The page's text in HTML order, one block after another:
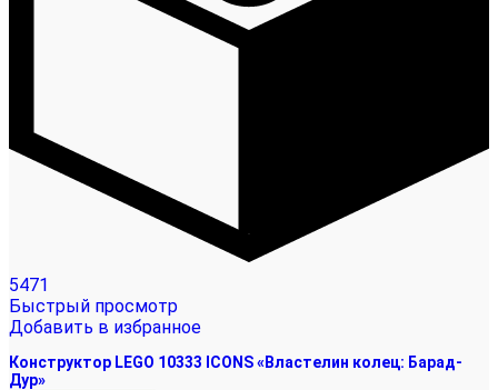
5471
Быстрый просмотр
Добавить в избранное
Конструктор LEGO 10333 ICONS «Властелин колец: Барад-
Дур»